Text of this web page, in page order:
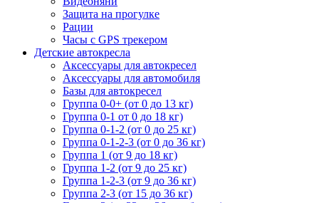
Защита на прогулке
Рации
Часы с GPS трекером
Детские автокресла
Аксессуары для автокресел
Аксессуары для автомобиля
Базы для автокресел
Группа 0-0+ (от 0 до 13 кг)
Группа 0-1 от 0 до 18 кг)
Группа 0-1-2 (от 0 до 25 кг)
Группа 0-1-2-3 (от 0 до 36 кг)
Группа 1 (от 9 до 18 кг)
Группа 1-2 (от 9 до 25 кг)
Группа 1-2-3 (от 9 до 36 кг)
Группа 2-3 (от 15 до 36 кг)